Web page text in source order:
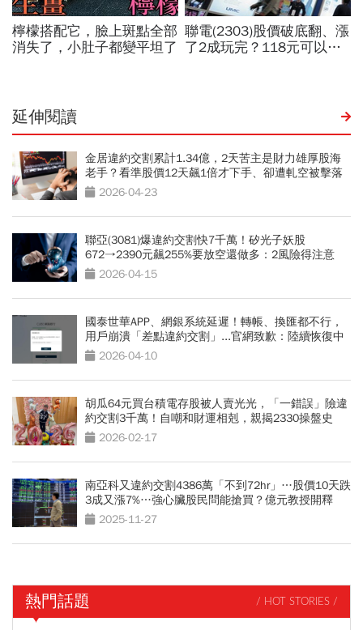
延伸閱讀
金居違約交割累計1.34億，2天苦主是財力雄厚股海
老手？看準股價12天飆1倍才下手、卻遭軋空被擊落
2026-04-23
聯亞(3081)爆違約交割快7千萬！矽光子妖股
672→2390元飆255%要放空還做多：2風險得注意
2026-04-15
國泰世華APP、網銀系統延遲！轉帳、換匯都不行，
用戶崩潰「差點違約交割」...官網致歉：陸續恢復中
2026-04-10
胡瓜64元買台積電存股被人賣光光，「一錯誤」險違
約交割3千萬！自嘲和財運相剋，親揭2330操盤史
2026-02-17
南亞科又違約交割4386萬「不到72hr」…股價10天跌
3成又漲7%…強心臟股民問能搶買？億元教授開釋
2025-11-27
熱門話題 / HOT STORIES /